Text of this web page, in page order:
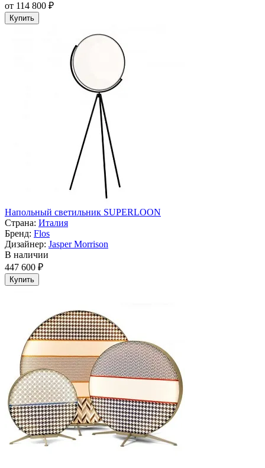
от 114 800 ₽
Купить
Напольный светильник SUPERLOON
Страна: Италия
Бренд: Flos
Дизайнер: Jasper Morrison
В наличии
447 600 ₽
Купить